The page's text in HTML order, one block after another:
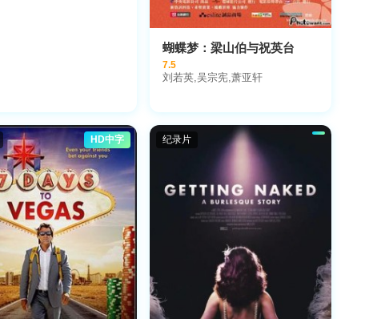
蝴蝶梦：梁山伯与祝英台
7.5
刘若英,吴宗宪,萧亚轩
HD中字 纪录片